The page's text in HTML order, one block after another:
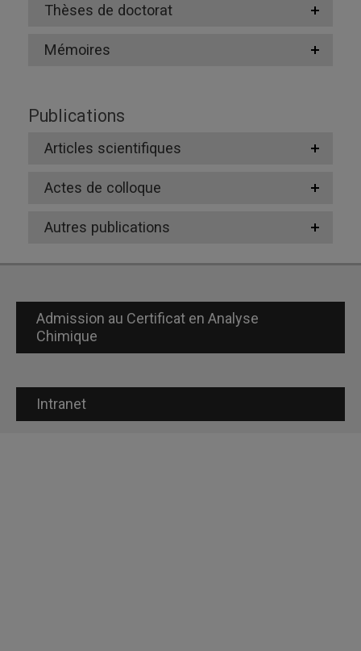
Thèses de doctorat
Mémoires
Publications
Articles scientifiques
Actes de colloque
Autres publications
Admission au Certificat en Analyse
Chimique
Intranet